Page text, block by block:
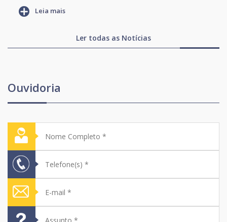
Leia mais
Ler todas as Notícias
Ouvidoria